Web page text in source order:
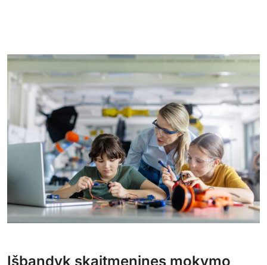
Išbandyk skaitmenines mokymo